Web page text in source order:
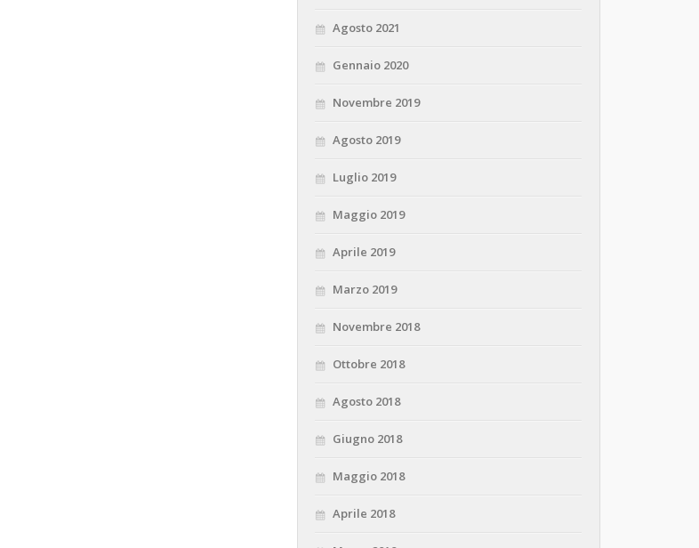
Agosto 2021
Gennaio 2020
Novembre 2019
Agosto 2019
Luglio 2019
Maggio 2019
Aprile 2019
Marzo 2019
Novembre 2018
Ottobre 2018
Agosto 2018
Giugno 2018
Maggio 2018
Aprile 2018